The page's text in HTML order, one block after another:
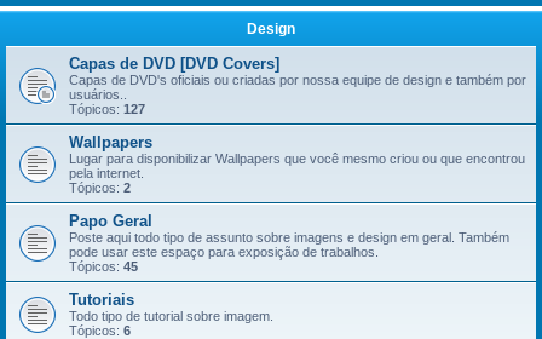
Design
Capas de DVD [DVD Covers]
Capas de DVD's oficiais ou criadas por nossa equipe de design e também por
usuários..
Tópicos: 127
Wallpapers
Lugar para disponibilizar Wallpapers que você mesmo criou ou que encontrou
pela internet.
Tópicos: 2
Papo Geral
Poste aqui todo tipo de assunto sobre imagens e design em geral. Também
pode usar este espaço para exposição de trabalhos.
Tópicos: 45
Tutoriais
Todo tipo de tutorial sobre imagem.
Tópicos: 6